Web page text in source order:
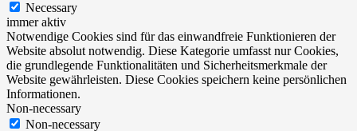
Necessary
immer aktiv
Notwendige Cookies sind für das einwandfreie Funktionieren der
Website absolut notwendig. Diese Kategorie umfasst nur Cookies,
die grundlegende Funktionalitäten und Sicherheitsmerkmale der
Website gewährleisten. Diese Cookies speichern keine persönlichen
Informationen.
Non-necessary
Non-necessary